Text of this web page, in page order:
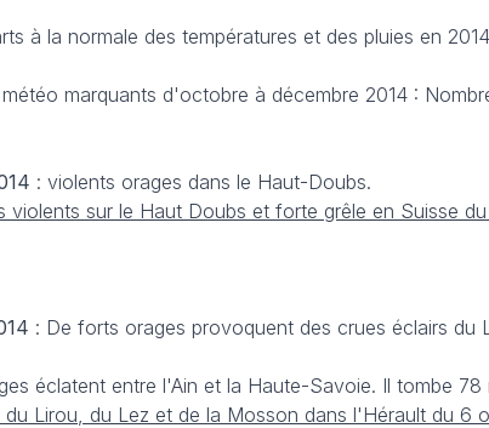
à la normale des températures et des pluies en 2014
marquants d'octobre à décembre 2014 :
: violents orages dans le Haut-Doubs.
violents sur le Haut Doubs et forte grêle en Suisse
: De forts orages provoquent des crues éclairs du
éclatent entre l'Ain et la Haute-Savoie. Il tombe 78
du Lirou, du Lez et de la Mosson dans l'Hérault du 6